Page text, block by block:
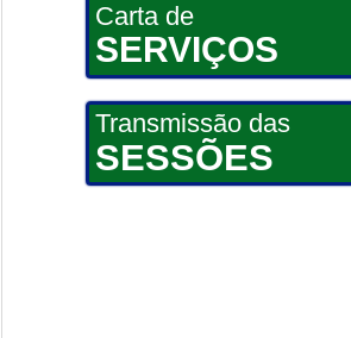
Carta de
SERVIÇOS
Transmissão das
SESSÕES